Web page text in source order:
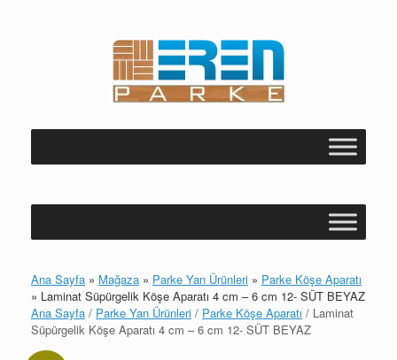
Ana Sayfa » Mağaza » Parke Yan Ürünleri » Parke Köşe Aparatı
» Laminat Süpürgelik Köşe Aparatı 4 cm – 6 cm 12- SÜT BEYAZ
Ana Sayfa / Parke Yan Ürünleri / Parke Köşe Aparatı / Laminat
Süpürgelik Köşe Aparatı 4 cm – 6 cm 12- SÜT BEYAZ